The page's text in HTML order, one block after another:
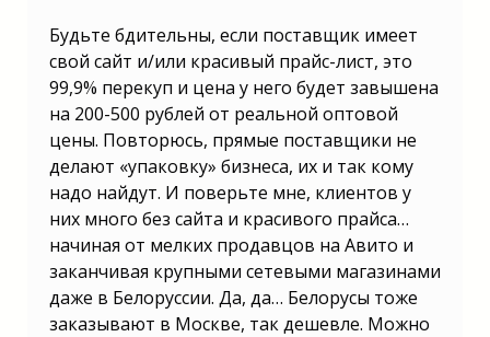
Будьте бдительны, если поставщик имеет
свой сайт и/или красивый прайс-лист, это
99,9% перекуп и цена у него будет завышена
на 200-500 рублей от реальной оптовой
цены. Повторюсь, прямые поставщики не
делают «упаковку» бизнеса, их и так кому
надо найдут. И поверьте мне, клиентов у
них много без сайта и красивого прайса…
начиная от мелких продавцов на Авито и
заканчивая крупными сетевыми магазинами
даже в Белоруссии. Да, да… Белорусы тоже
заказывают в Москве, так дешевле. Можно